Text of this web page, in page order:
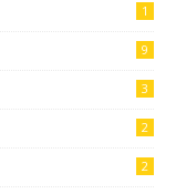
1
9
3
2
2